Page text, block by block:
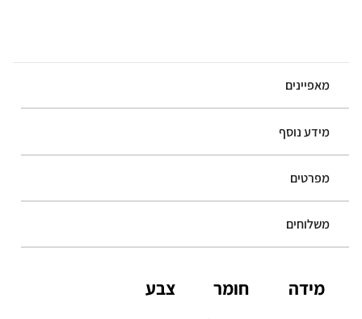
מאפיינים
מידע נוסף
מפרטים
משלוחים
מידה
חומר
צבע